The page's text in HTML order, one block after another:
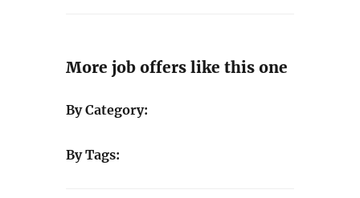
More job offers like this one
By Category:
By Tags: